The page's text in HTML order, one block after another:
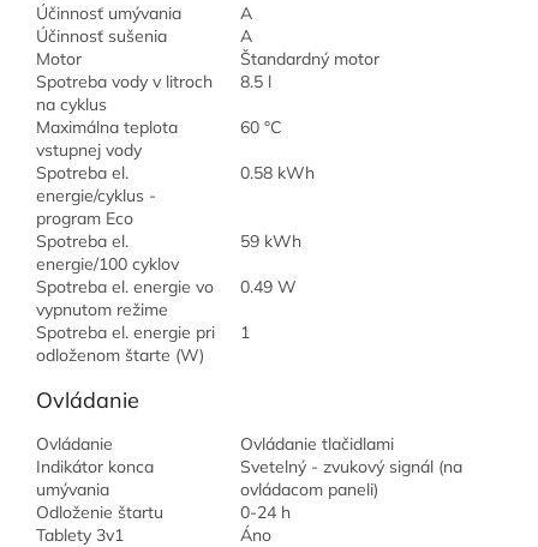
Účinnosť umývania
A
Účinnosť sušenia
A
Motor
Štandardný motor
Spotreba vody v litroch
na cyklus
8.5 l
Maximálna teplota
vstupnej vody
60 °C
Spotreba el.
energie/cyklus -
program Eco
0.58 kWh
Spotreba el.
energie/100 cyklov
59 kWh
Spotreba el. energie vo
vypnutom režime
0.49 W
Spotreba el. energie pri
odloženom štarte (W)
1
Ovládanie
Ovládanie
Ovládanie tlačidlami
Indikátor konca
umývania
Svetelný - zvukový signál (na
ovládacom paneli)
Odloženie štartu
0-24 h
Tablety 3v1
Áno